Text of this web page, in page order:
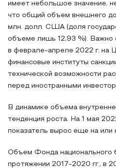
имеет небольшое значение,
что общий объем внешнего
млн. долл. США (доля
объеме лишь 12,93 %). Важно
в феврале-апреле 2022 г. на
финансовые институты
технической возможности
перед иностранными
В динамике объема
тенденция роста. На 1 мая
показатель вырос еще на или
Объем Фонда национального
протяжении 2017-2020 гг., в